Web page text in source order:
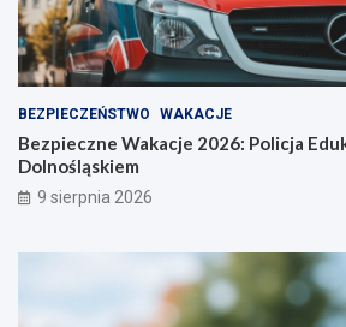
BEZPIECZEŃSTWO WAKACJE
Bezpieczne Wakacje 2026: Policja
Dolnośląskiem
9 sierpnia 2026